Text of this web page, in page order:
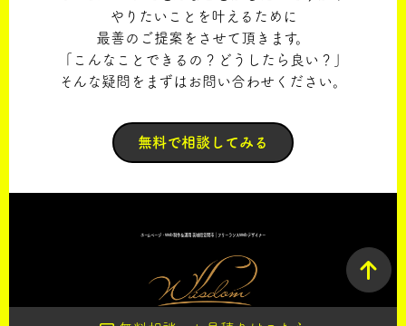
やりたいことを叶えるために
最善のご提案をさせて頂きます。
「こんなことできるの？どうしたら良い？」
そんな疑問をまずはお問い合わせください。
無料で相談してみる
ホームページ・Web制作＆運用 茨城県笠間市｜フリーランスWebデザイナー